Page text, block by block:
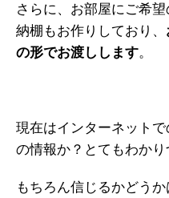
さらに、お部屋にご希
納棚もお作りしており、
の形でお渡しします。
現在はインターネット
の情報か？とてもわかり
もちろん信じるかどう